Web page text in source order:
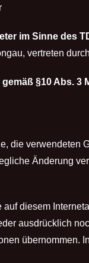
im Sinne des
vertreten
§10 Abs. 3
die verwendeten
Änderung
auf diesem
ausdrücklich
übernommen.